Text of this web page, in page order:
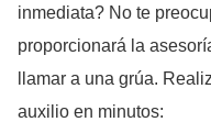
inmediata? No te
proporcionará la
llamar a una grúa.
auxilio en minutos: